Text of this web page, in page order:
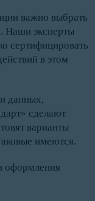
важно выбрать
Наши эксперты
сертифицировать
в этом
данных,
сделают
варианты
имеются.
оформления